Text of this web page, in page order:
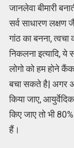
जानलेवा बीमारी
सर्व साधारण
गांठ का बनना,
निकलना इत्यादि, ये
लोगो को हम होने
बचा सकते है| अगर
किया जाए,
किए जाए तो भी
हैं।